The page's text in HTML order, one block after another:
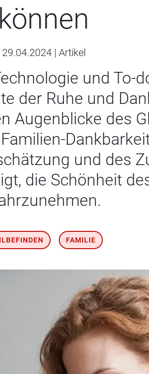
können
29.04.2024| Artikel
und To-
der Ruhe und
Augenblicke des
und des
die Schönheit
FAMILIE